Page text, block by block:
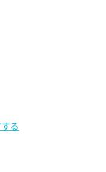
る